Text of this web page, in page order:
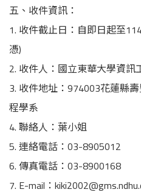
五、收件資訊：
1. 收件截止日：自即日起至
憑)
2. 收件人：國立東華大學資訊
3. 收件地址：974003花蓮縣
程學系
4. 聯絡人：葉小姐
5. 連絡電話：03-8905012
6. 傳真電話：03-8900168
7. E-mail：